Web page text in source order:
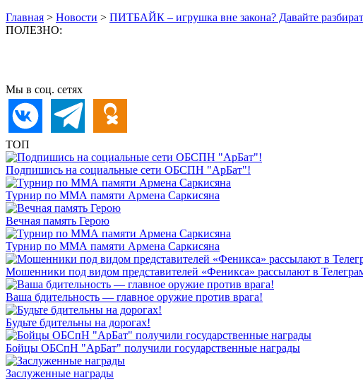
Главная > Новости > ПИТБАЙК – игрушка вне закона? Давайте
ПОЛЕЗНО:
Мы в соц. сетях
ТОП
Подпишись на социальные сети ОБСПН "АрБат"!
Турнир по ММА памяти Армена Саркисяна
Вечная память Герою
Турнир по ММА памяти Армена Саркисяна
Мошенники под видом представителей «Феникса» рассылают в
Ваша бдительность — главное оружие против врага!
Будьте бдительны на дорогах!
Бойцы ОБСпН "АрБат" получили государственные награды
Заслуженные награды